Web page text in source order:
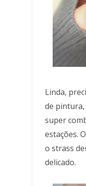
Linda,
de pintura,
super
estações.
o strass
delicado.